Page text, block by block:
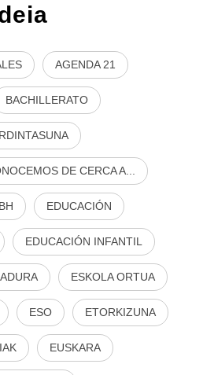
AGENDA 21
BACHILLERATO
DE CERCA A...
EDUCACIÓN
EDUCACIÓN INFANTIL
ESKOLA ORTUA
ESO ETORKIZUNA
EUSKARA